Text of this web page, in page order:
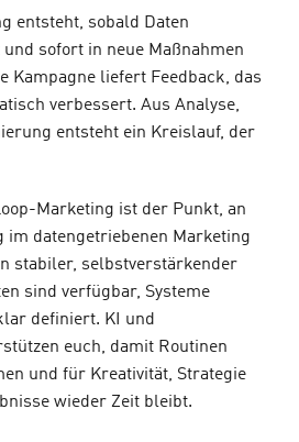
entsteht, sobald Daten
sofort in neue Maßnahmen
Kampagne liefert Feedback, das
verbessert. Aus Analyse,
entsteht ein Kreislauf, der
Marketing ist der Punkt, an
im datengetriebenen Marketing
stabiler, selbstverstärkender
sind verfügbar, Systeme
definiert. KI und
euch, damit Routinen
und für Kreativität, Strategie
wieder Zeit bleibt.